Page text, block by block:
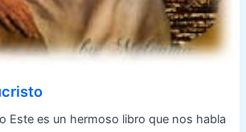
Este es un hermoso libro que nos habla